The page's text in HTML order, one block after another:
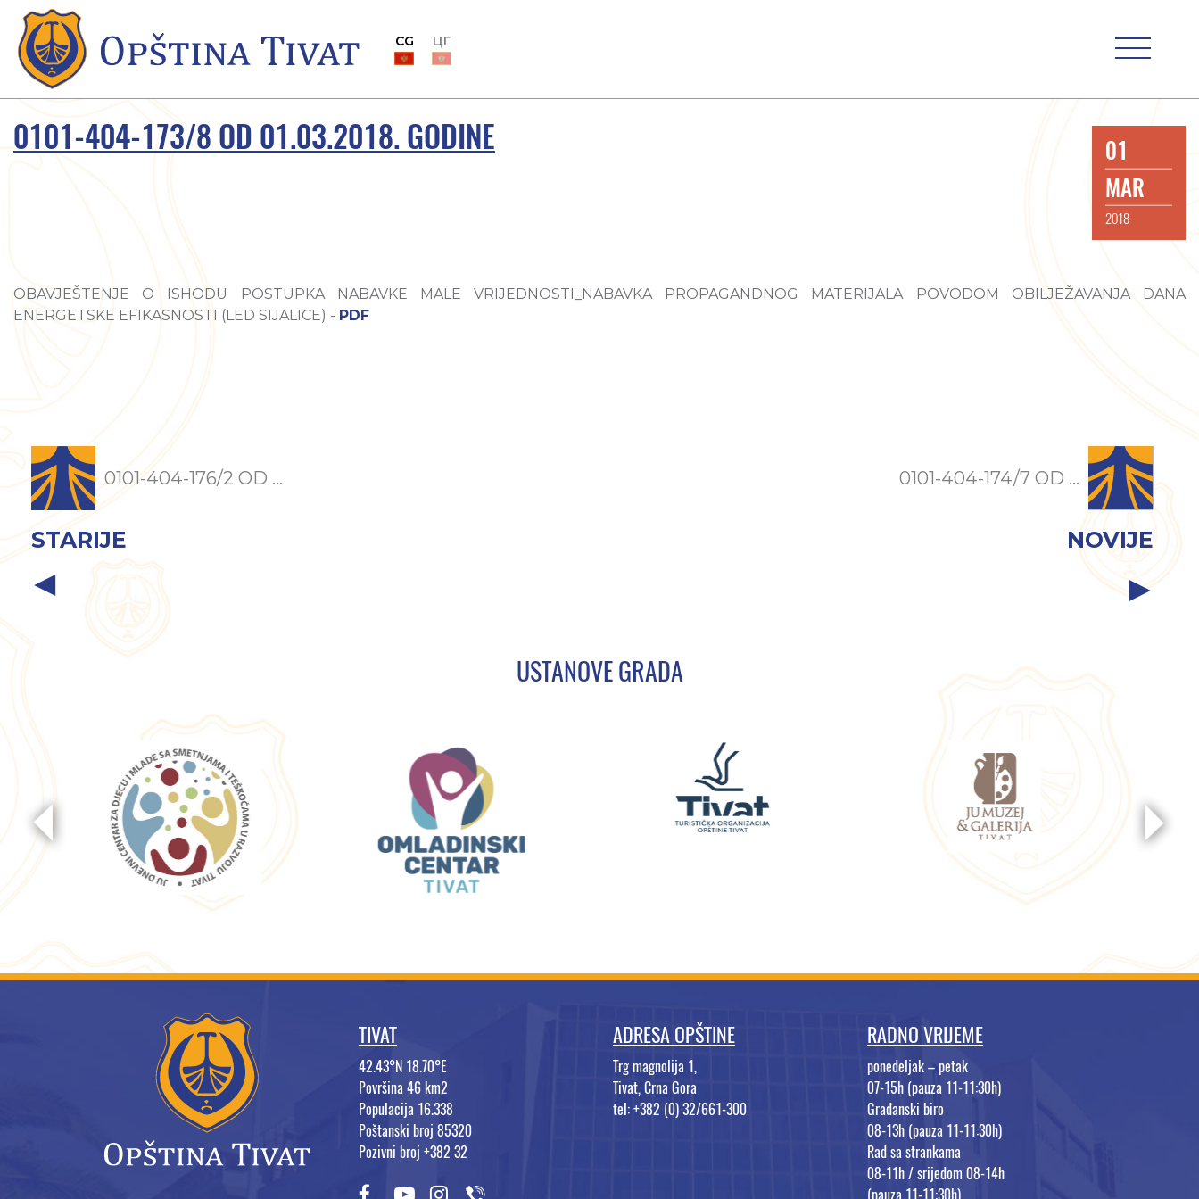
CG ЦГ
0101-404-173/8 OD 01.03.2018. GODINE
01
MAR
2018
OBAVJEŠTENJE O ISHODU POSTUPKA NABAVKE MALE VRIJEDNOSTI_NABAVKA PROPAGANDNOG MATERIJALA POVODOM OBILJEŽAVANJA DANA
ENERGETSKE EFIKASNOSTI (LED SIJALICE) - PDF
0101-404-176/2 OD ...
STARIJE
0101-404-174/7 OD ...
NOVIJE
USTANOVE GRADA
TIVAT
42.43°N 18.70°E
Površina 46 km2
Populacija 16.338
Poštanski broj 85320
Pozivni broj +382 32
ADRESA OPŠTINE
Trg magnolija 1,
Tivat, Crna Gora
tel: +382 (0) 32/661-300
RADNO VRIJEME
ponedeljak – petak
07-15h (pauza 11-11:30h)
Građanski biro
08-13h (pauza 11-11:30h)
Rad sa strankama
08-11h / srijedom 08-14h
(pauza 11-11:30h)